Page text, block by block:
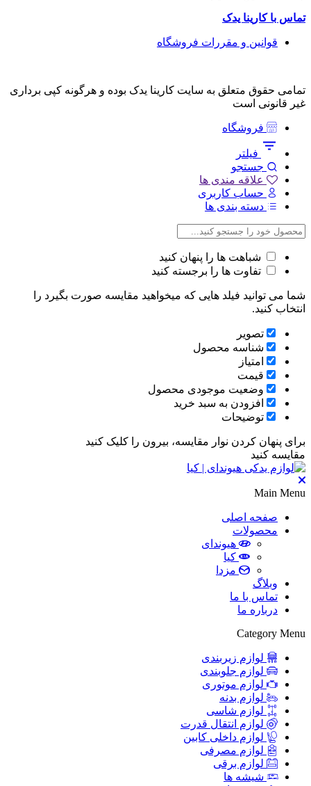
تماس با کارینا یدک
قوانین و مقررات فروشگاه
تمامی حقوق متعلق به سایت کارینا یدک بوده و هرگونه کپی برداری
غیر قانونی است
فروشگاه
فیلتر
جستجو
علاقه مندی ها
حساب کاربری
دسته بندی ها
شباهت ها را پنهان کنید
تفاوت ها را برجسته کنید
شما می توانید فیلد هایی که میخواهید مقایسه صورت بگیرد را
انتخاب کنید.
تصویر
شناسه محصول
امتیاز
قیمت
وضعیت موجودی محصول
افزودن به سبد خرید
توضیحات
برای پنهان کردن نوار مقایسه، بیرون را کلیک کنید
مقایسه کنید
Main Menu
صفحه اصلی
محصولات
هیوندای
کیا
مزدا
وبلاگ
تماس با ما
درباره ما
Category Menu
لوازم زیربندی
لوازم جلوبندی
لوازم موتوری
لوازم بدنه
لوازم شاسی
لوازم انتقال قدرت
لوازم داخلی کابین
لوازم مصرفی
لوازم برقی
شیشه ها